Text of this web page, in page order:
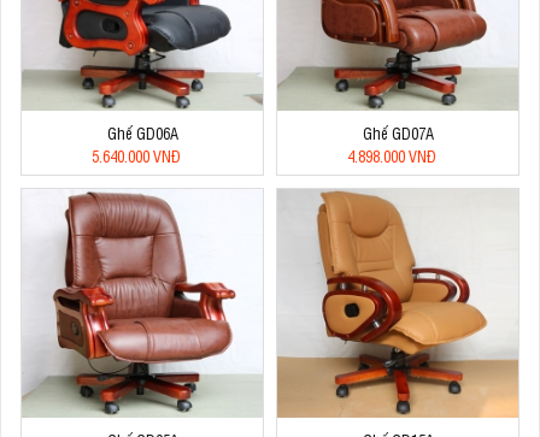
Ghế GD06A
5.640.000 VNĐ
Ghế GD07A
4.898.000 VNĐ